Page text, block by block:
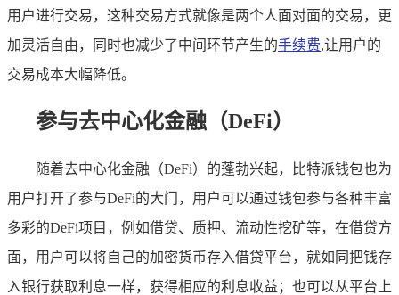
用户进行交易，这种交易方式就像是两个人面对面的交易，更
加灵活自由，同时也减少了中间环节产生的手续费,让用户的
交易成本大幅降低。
参与去中心化金融（DeFi）
随着去中心化金融（DeFi）的蓬勃兴起，比特派钱包也为
用户打开了参与DeFi的大门，用户可以通过钱包参与各种丰富
多彩的DeFi项目，例如借贷、质押、流动性挖矿等，在借贷方
面，用户可以将自己的加密货币存入借贷平台，就如同把钱存
入银行获取利息一样，获得相应的利息收益；也可以从平台上